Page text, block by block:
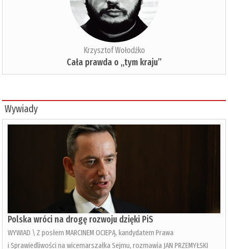
Krzysztof Wołodźko
Cała prawda o „tym kraju”
Wywiady
Polska wróci na drogę rozwoju dzięki PiS
WYWIAD \ Z posłem MARCINEM OCIEPĄ, kandydatem Prawa
i Sprawiedliwości na wicemarszałka Sejmu, rozmawia JAN PRZEMYŁSKI